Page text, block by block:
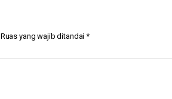
Ruas yang wajib ditandai*